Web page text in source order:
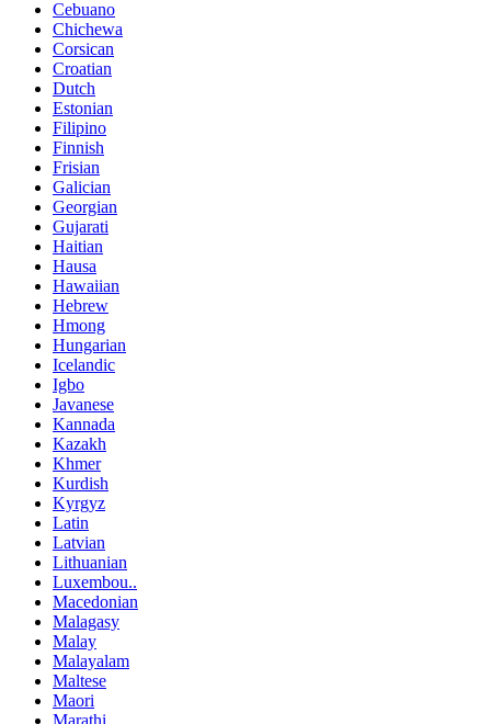
Cebuano
Chichewa
Corsican
Croatian
Dutch
Estonian
Filipino
Finnish
Frisian
Galician
Georgian
Gujarati
Haitian
Hausa
Hawaiian
Hebrew
Hmong
Hungarian
Icelandic
Igbo
Javanese
Kannada
Kazakh
Khmer
Kurdish
Kyrgyz
Latin
Latvian
Lithuanian
Luxembou..
Macedonian
Malagasy
Malay
Malayalam
Maltese
Maori
Marathi